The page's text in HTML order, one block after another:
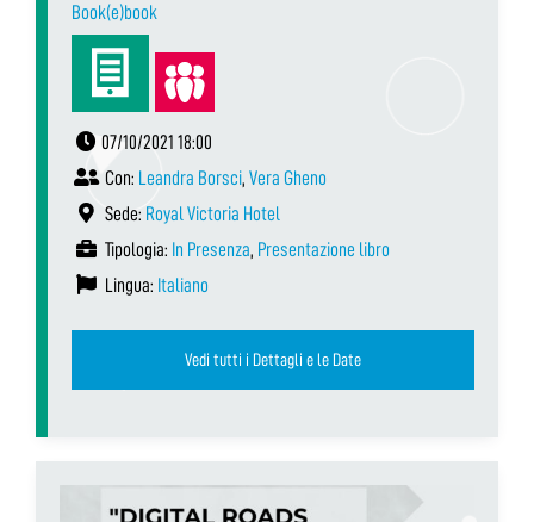
Book(e)book
07/10/2021 18:00
Con: Leandra Borsci, Vera Gheno
Sede: Royal Victoria Hotel
Tipologia: In Presenza, Presentazione libro
Lingua: Italiano
Vedi tutti i Dettagli e le Date